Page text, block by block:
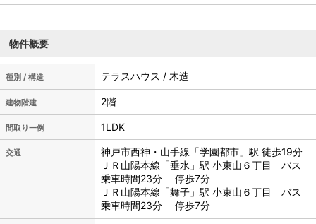
物件概要
種別 / 構造 テラスハウス / 木造
建物階建 2階
間取り一例 1LDK
交通
神戸市西神・山手線「学園都市」駅 徒歩19分
ＪＲ山陽本線「垂水」駅 小束山６丁目 バス
乗車時間23分 停歩7分
ＪＲ山陽本線「舞子」駅 小束山６丁目 バス
乗車時間23分 停歩7分